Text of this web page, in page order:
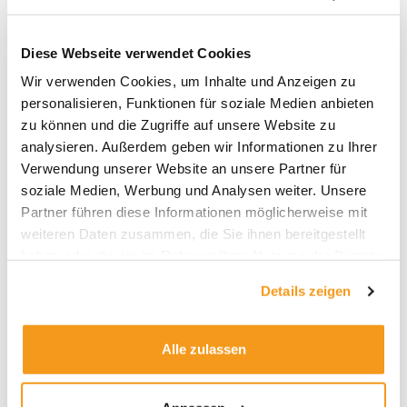
Diese Webseite verwendet Cookies
Wir verwenden Cookies, um Inhalte und Anzeigen zu
personalisieren, Funktionen für soziale Medien anbieten
zu können und die Zugriffe auf unsere Website zu
analysieren. Außerdem geben wir Informationen zu Ihrer
Verwendung unserer Website an unsere Partner für
soziale Medien, Werbung und Analysen weiter. Unsere
Partner führen diese Informationen möglicherweise mit
weiteren Daten zusammen, die Sie ihnen bereitgestellt
Details zeigen
Alle zulassen
Investmentfonds:
Funktionsweise. Spielarten.
Vereinfacht ausgedrückt, ist ein Investmentfonds